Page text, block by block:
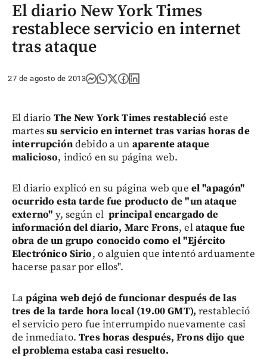
El diario New York Times
restablece servicio en internet
tras ataque
27 de agosto de 2013
El diario The New York Times restableció este
martessu servicio en internet tras varias horas de
interrupcióndebido a un aparente ataque
malicioso, indicó en su página web.
El diario explicó en su página web que el "apagón"
ocurrido esta tarde fue producto de "un ataque
externo" y, según el principal encargado de
información del diario, Marc Frons, elataque fue
obra de un grupo conocido como el "Ejército
Electrónico Sirio, o alguien que intentó arduamente
hacerse pasar por ellos".
Lapágina web dejó de funcionar después de las
tres de la tarde hora local (19.00 GMT), restableció
el servicio pero fue interrumpido nuevamente casi
de inmediato.Tres horas después, Frons dijo que
el problema estaba casi resuelto.